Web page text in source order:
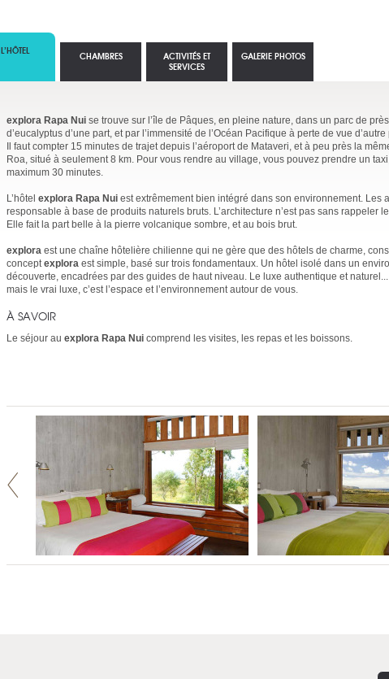
L’HÔTEL
explora Rapa Nui se trouve sur l’île de Pâques, en pleine nature, dans un parc de
d’eucalyptus d’une part, et par l’immensité de l’Océan Pacifique à perte de vue d’autre
Il faut compter 15 minutes de trajet depuis l’aéroport de Mataveri, et à peu près la
Roa, situé à seulement 8 km. Pour vous rendre au village, vous pouvez prendre un
maximum 30 minutes.
L’hôtel explora Rapa Nui est extrêmement bien intégré dans son environnement. Les
responsable à base de produits naturels bruts. L’architecture n’est pas sans rappeler
Elle fait la part belle à la pierre volcanique sombre, et au bois brut.
explora est une chaîne hôtelière chilienne qui ne gère que des hôtels de charme,
conceptexplora est simple, basé sur trois fondamentaux. Un hôtel isolé dans un
découverte, encadrées par des guides de haut niveau. Le luxe authentique et
mais le vrai luxe, c’est l’espace et l’environnement autour de vous.
À SAVOIR
Le séjour au explora Rapa Nui comprend les visites, les repas et les boissons.
CHAMBRES
ACTIVITÉS ET
SERVICES
GALERIE PHOTOS